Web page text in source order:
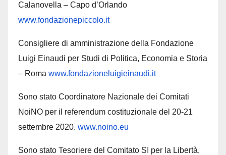
Calanovella – Capo d’Orlando
www.fondazionepiccolo.it
Consigliere di amministrazione della Fondazione
Luigi Einaudi per Studi di Politica, Economia e Storia
– Roma www.fondazioneluigieinaudi.it
Sono stato Coordinatore Nazionale dei Comitati
NoiNO per il referendum costituzionale del 20-21
settembre 2020. www.noino.eu
Sono stato Tesoriere del Comitato SI per la Libertà,